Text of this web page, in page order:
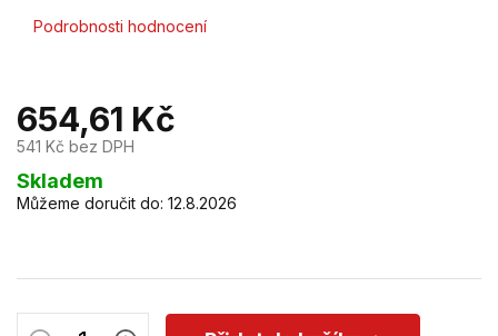
Průměrné
0,0
z
5
hvězdiček.
Podrobnosti hodnocení
654,61 Kč
541 Kč bez DPH
Měrná
cena:
Skladem
Můžeme doručit do: 12.8.2026